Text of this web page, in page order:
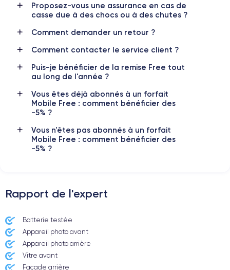
5G Oui, tous opérateurs
Si vous souhaitez en savoir plus, consulter lafiche technique de
l'iPhone 12.
Proposez-vous une assurance en cas de
casse due à des chocs ou à des chutes ?
Comment demander un retour ?
Comment contacter le service client ?
Puis-je bénéficier de la remise Free tout
au long de l'année ?
Vous êtes déjà abonnés à un forfait
Mobile Free : comment bénéficier des
-5% ?
Vous n'êtes pas abonnés à un forfait
Mobile Free : comment bénéficier des
-5% ?
Rapport de l'expert
Batterie testée
Appareil photo avant
Appareil photo arrière ​
Vitre avant ​
Façade arrière